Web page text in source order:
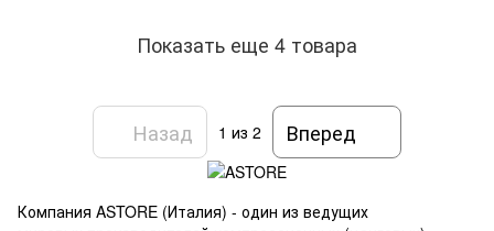
Показать еще 4 товара
Назад 1 из 2 Вперед
Компания ASTORE (Италия) - один из ведущих